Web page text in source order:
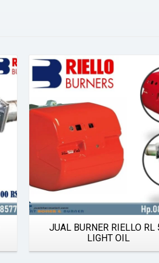
Details
JUAL BURNER RIELLO RL
LIGHT OIL